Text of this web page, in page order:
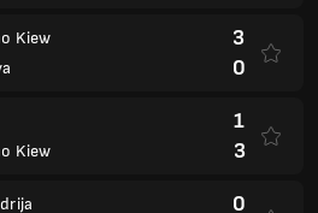
Kiew
3
0
Kiew
1
3
0